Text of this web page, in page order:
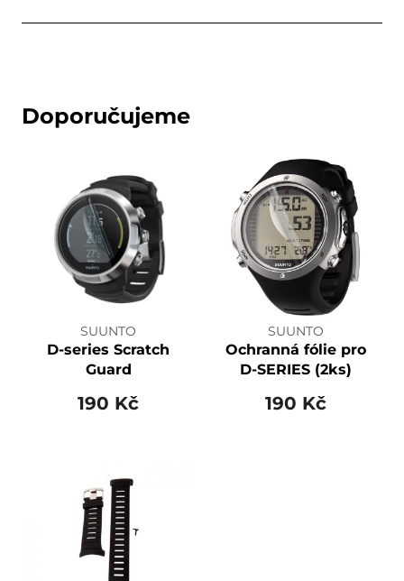
Doporučujeme
SUUNTO
D-series Scratch
Guard
190 Kč
SUUNTO
Ochranná fólie pro
D-SERIES (2ks)
190 Kč